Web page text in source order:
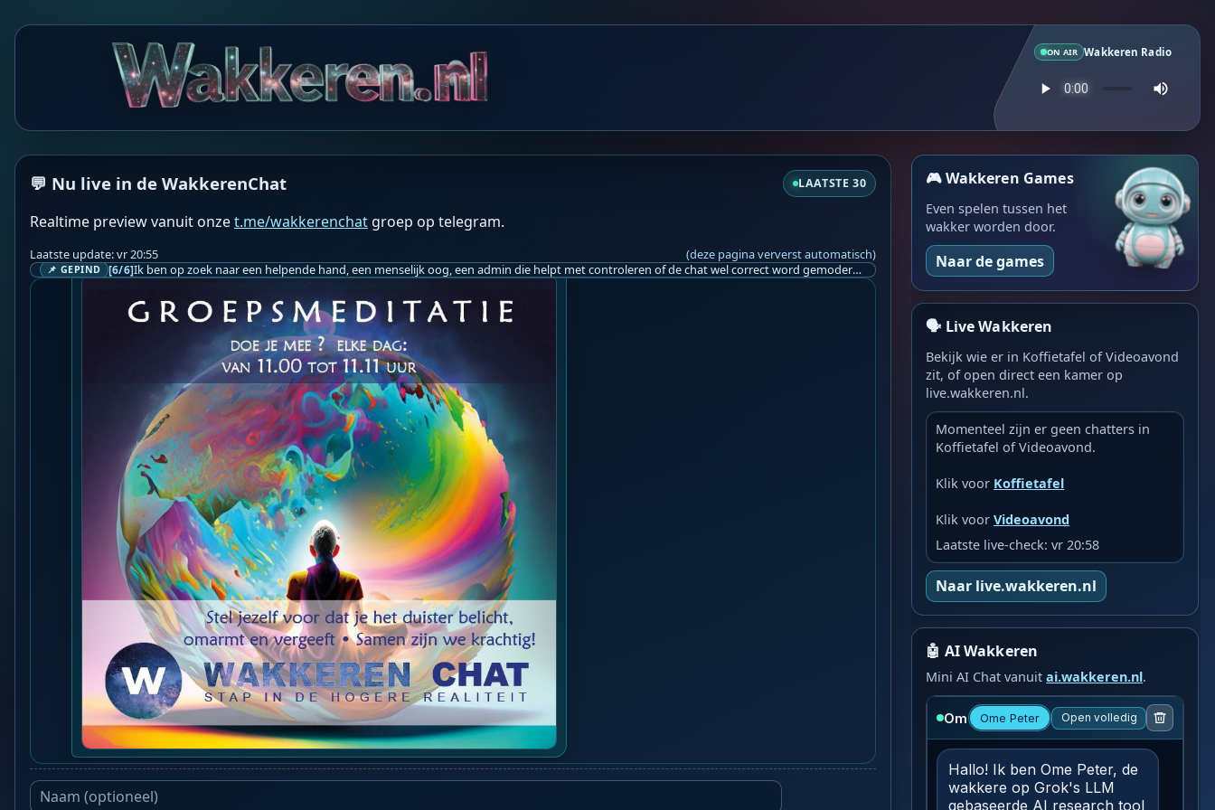
ON AIR Wakkeren Radio
💬 Nu live in de WakkerenChat LAATSTE 30
Realtime preview vanuit onzet.me/wakkerenchat groep op telegram.
Laatste update: vr 20:55 (deze pagina ververst automatisch)
📌 GEPIND [6/6] Ik ben op zoek naar een helpende hand, een menselijk oog, een admin die helpt met controleren of de chat wel correct word gemodereerd word door NoMoSpam. 98% gaat automatisch goed, toch ik dit nooit helemaal loslaten en moet er altijd een mens mee blijven opletten bij elke beslissing die gemaakt word. Waar bestaan de werkzaamheden uit? Mee kijken in admin log kanaal naar alle drugs/porno/scams die voorbij komen en in het geval van een randgevalletje, ingrijpen en b.v. een verwijderd maar wel toegestaan bericht terug plaatsen met een druk op de knop. tsja zo banaal en simpel is het gesteld.. Word je hier blij van? Nee. Strookt het je ego? Nee. Word je er beter van? Nee. Kost het veel tijd? Totaal niet, consistentie en regelmaat is belangrijker dan 'er even voor kunnen gaan zitten'.. het werk is in een paar seconden gepiept.. je checkt puur of AI de juiste beslissing heeft gemaakt.. …
WS Wakkeren Service BOT vr 20:55
🎮 Wakkeren Games
Even spelen tussen het
wakker worden door.
Naar de games
🗣️ Live Wakkeren
Bekijk wie er in Koffietafel of Videoavond
zit, of open direct een kamer op
live.wakkeren.nl.
Momenteel zijn er geen chatters in
Koffietafel of Videoavond.
Klik voor Koffietafel
Klik voorVideoavond
Laatste live-check: vr 20:58
Naar live.wakkeren.nl
🤖 AI Wakkeren
Mini AI Chat vanuitai.wakkeren.nl.